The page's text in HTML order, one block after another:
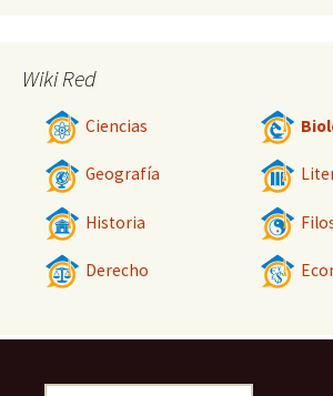
Wiki Red
Ciencias
Geografía
Historia
Derecho